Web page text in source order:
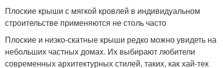
Плоские крыши с мягкой кровлей в индивидуальном
строительстве применяются не столь часто
Плоские и низко-скатные крыши редко можно увидеть на
небольших частных домах. Их выбирают любители
современных архитектурных стилей, таких, как хай-тек